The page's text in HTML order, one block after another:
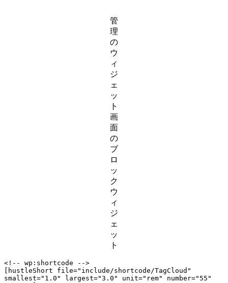
管
理
の
ウ
ィ
ジ
ェ
ッ
ト
画
面
の
ブ
ロ
ッ
ク
ウ
ィ
ジ
ェ
ッ
ト
<!-- wp:shortcode -->
[hustleShort file="include/shortcode/TagCloud"
smallest="1.0" largest="3.0" unit="rem" number="55"